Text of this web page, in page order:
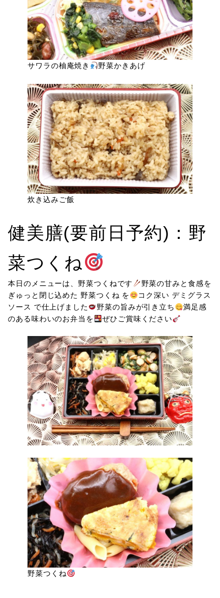
サワラの柚庵焼き 野菜かきあげ
炊き込みご飯
健美膳(要前日予約)：野
菜つくね
本日のメニューは、野菜つくねです
野菜の甘みと食感を
ぎゅっと閉じ込めた 野菜つくね を
コク深い デミグラス
ソース で仕上げました
野菜の旨みが引き立ち
満足感
のある味わいのお弁当を
ぜひご賞味ください
野菜つくね